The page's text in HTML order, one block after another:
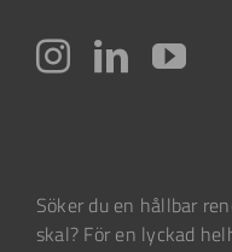
Söker du en hållbar
skal? För en lyckad